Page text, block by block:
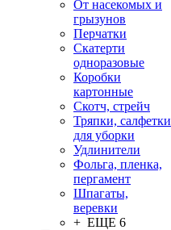
От насекомых и
грызунов
Перчатки
Скатерти
одноразовые
Коробки
картонные
Скотч, стрейч
Тряпки, салфетки
для уборки
Удлинители
Фольга, пленка,
пергамент
Шпагаты,
веревки
+ ЕЩЕ 6